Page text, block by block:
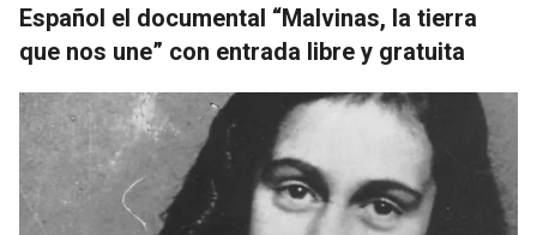
Español el documental “Malvinas, la tierra
que nos une” con entrada libre y gratuita